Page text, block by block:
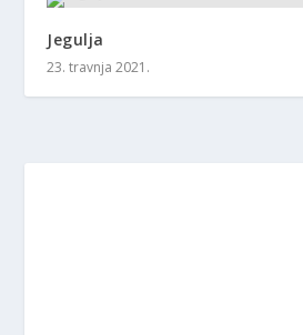
Jegulja
23. travnja 2021.